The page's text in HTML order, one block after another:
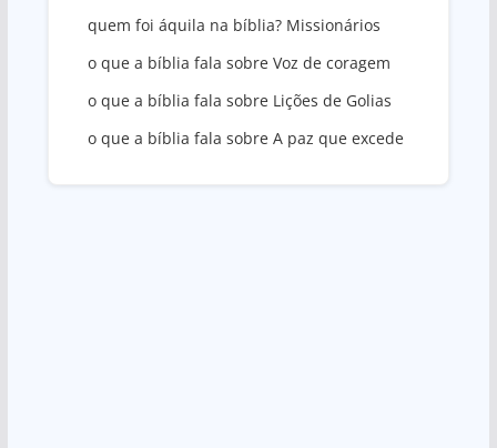
quem foi áquila na bíblia? Missionários
o que a bíblia fala sobre Voz de coragem
o que a bíblia fala sobre Lições de Golias
o que a bíblia fala sobre A paz que excede